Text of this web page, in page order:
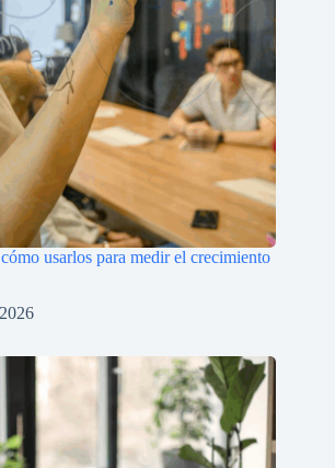
usarlos para medir el crecimiento